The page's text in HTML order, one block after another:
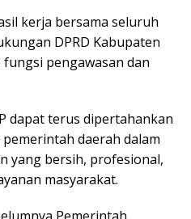
kerja bersama seluruh
DPRD Kabupaten
pengawasan dan
dapat terus dipertahankan
daerah dalam
yang bersih, profesional,
masyarakat.